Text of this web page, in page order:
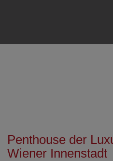
Penthouse der
Wiener Innenstadt